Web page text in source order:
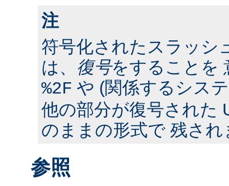
注
符号化されたスラッシ
は、 復号をすることを
%2F や (関係するシス
他の部分が復号された
のままの形式で 残され
参照